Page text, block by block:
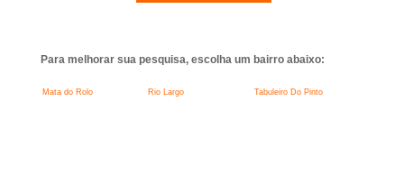
Para melhorar sua pesquisa, escolha um bairro abaixo:
Mata do Rolo Rio Largo Tabuleiro Do Pinto